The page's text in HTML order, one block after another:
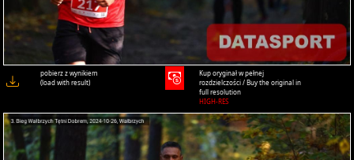
pobierz z wynikiem
(load with result)
Kup oryginał w pełnej
rozdzielczości / Buy the original in
full resolution
HIGH-RES